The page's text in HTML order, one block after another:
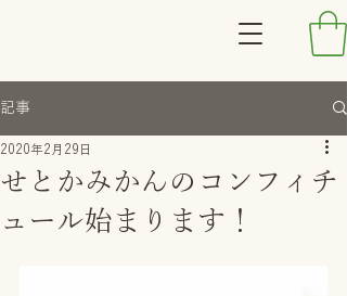
記事
せとかみかんのコンフィチ
ュール始まります！
2020年2月29日